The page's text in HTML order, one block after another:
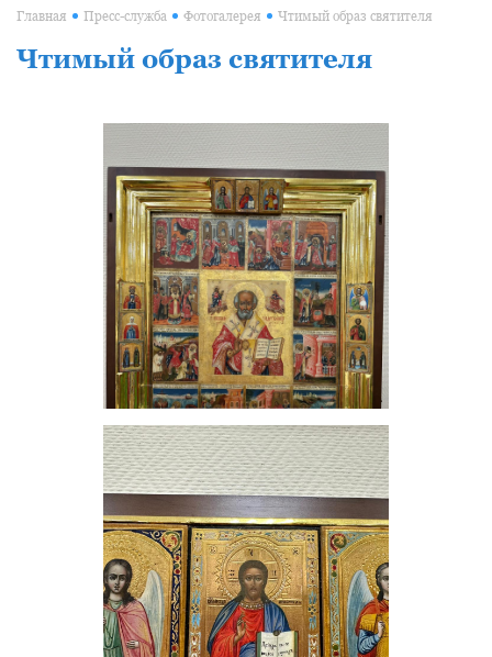
Главная Пресс-служба Фотогалерея Чтимый образ святителя
Чтимый образ святителя